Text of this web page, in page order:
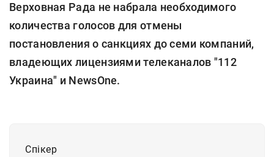
Верховная Рада не набрала необходимого
количества голосов для отмены
постановления о санкциях до семи компаний,
владеющих лицензиями телеканалов "112
Украина" и NewsOne.
Спiкер